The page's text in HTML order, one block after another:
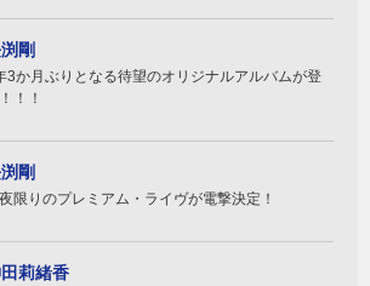
剛
3か月ぶりとなる待望のオリジナルアルバムが登
！！
剛
限りのプレミアム・ライヴが電撃決定！
莉緒香